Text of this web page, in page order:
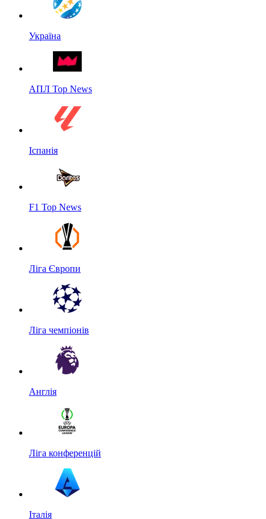
Україна
АПЛ Top News
Іспанія
F1 Top News
Ліга Європи
Ліга чемпіонів
Англія
Ліга конференцій
Італія